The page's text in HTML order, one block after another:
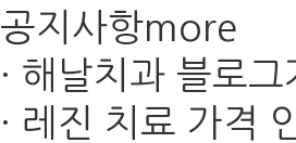
공지사항more
· 해날치과 블로
· 레진 치료 가격